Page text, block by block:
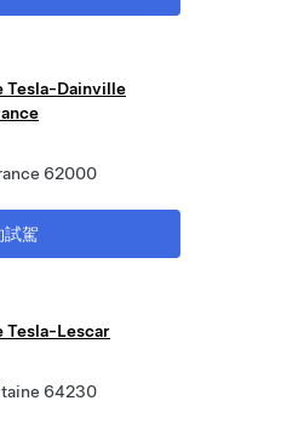
Tesla-Dainville
62000
試駕
Tesla-Lescar
64230